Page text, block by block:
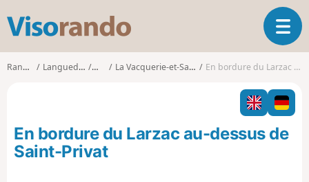
s
o
o
O
u
i
r
l
a
Randonnées Languedoc-Roussillon HéraultLa Vacquerie-et-Saint-Martin-de-Castries En bordure du Larzac au-dessus de Saint-Privat
En bordure du Larzac au-dessus de
Saint-Privat